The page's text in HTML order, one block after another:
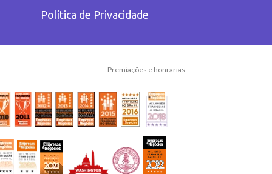
Política de Privacidade
Premiações e honrarias: